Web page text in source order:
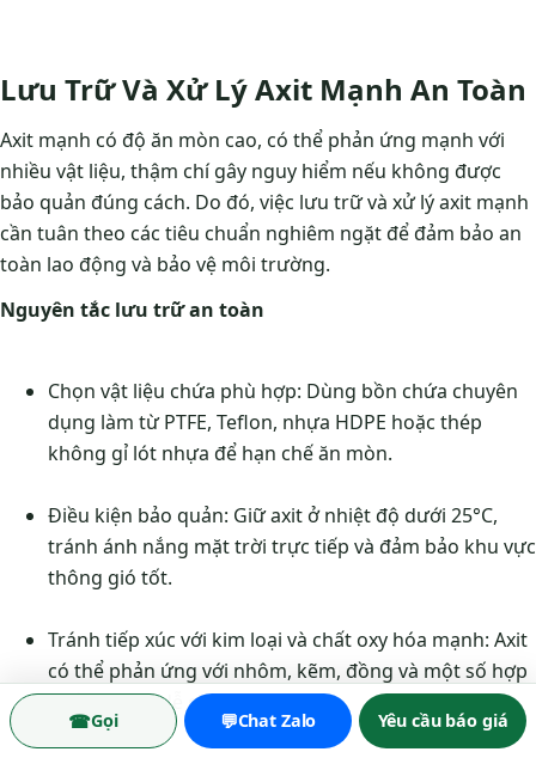
Lưu Trữ Và Xử Lý Axit Mạnh An Toàn
Axit mạnh có độ ăn mòn cao, có thể phản ứng mạnh với
nhiều vật liệu, thậm chí gây nguy hiểm nếu không được
bảo quản đúng cách. Do đó, việc lưu trữ và xử lý axit mạnh
cần tuân theo các tiêu chuẩn nghiêm ngặt để đảm bảo an
toàn lao động và bảo vệ môi trường.
Nguyên tắc lưu trữ an toàn
Chọn vật liệu chứa phù hợp: Dùng bồn chứa chuyên
dụng làm từ PTFE, Teflon, nhựa HDPE hoặc thép
không gỉ lót nhựa để hạn chế ăn mòn.
Điều kiện bảo quản: Giữ axit ở nhiệt độ dưới 25°C,
tránh ánh nắng mặt trời trực tiếp và đảm bảo khu vực
thông gió tốt.
Tránh tiếp xúc với kim loại và chất oxy hóa mạnh: Axit
có thể phản ứng với nhôm, kẽm, đồng và một số hợp
chất hữu cơ dễ cháy.
☎Gọi 💬Chat Zalo Yêu cầu báo giá